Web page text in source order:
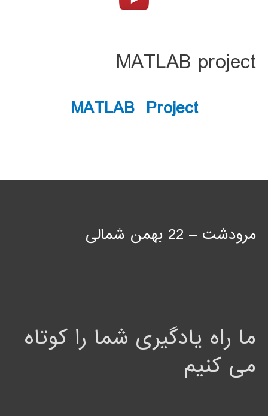
MATLAB project
MATLAB Project
مرودشت – 22 بهمن شمالی
ما راه یادگیری شما را کوتاه
می کنیم